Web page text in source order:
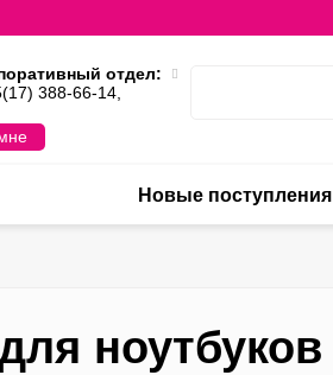
отдел:
388-66-14,
Новые поступления
ноутбуков